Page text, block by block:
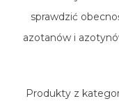
sprawdzić
azotanów i
Produkty z